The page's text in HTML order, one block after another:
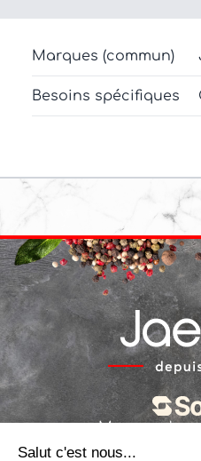
Marques (commun)
Besoins spécifiques
Marques